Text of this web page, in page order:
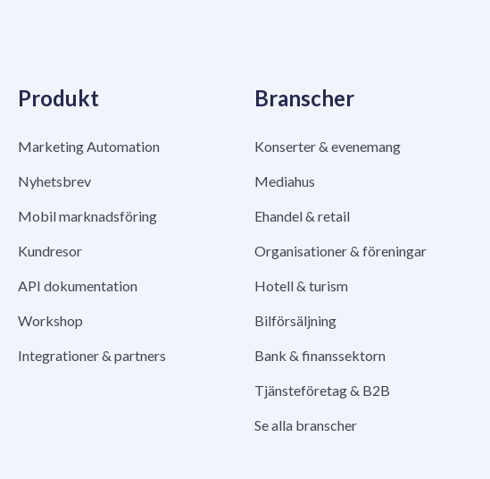
Produkt
Marketing Automation
Nyhetsbrev
Mobil marknadsföring
Kundresor
API dokumentation
Workshop
Integrationer & partners
Branscher
Konserter & evenemang
Mediahus
Ehandel & retail
Organisationer & föreningar
Hotell & turism
Bilförsäljning
Bank & finanssektorn
Tjänsteföretag & B2B
Se alla branscher